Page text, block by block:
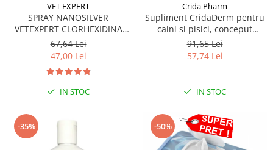
VET EXPERT
SPRAY NANOSILVER
VETEXPERT CLORHEXIDINA
4%- 100ML
67,64 Lei
47,00 Lei
IN STOC
Crida Pharm
Supliment CridaDerm pentru
caini si pisici, conceput
pentru a sprijini refacerea
pielii și blănii - 30 comprimate
91,65 Lei
57,74 Lei
IN STOC
-35% -50%